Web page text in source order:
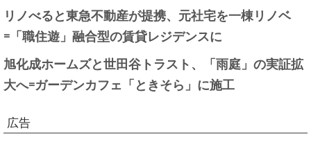
リノべると東急不動産が提携、元社宅を一棟リノベ
=「職住遊」融合型の賃貸レジデンスに
旭化成ホームズと世田谷トラスト、「雨庭」の実証拡
大へ=ガーデンカフェ「ときそら」に施工
広告